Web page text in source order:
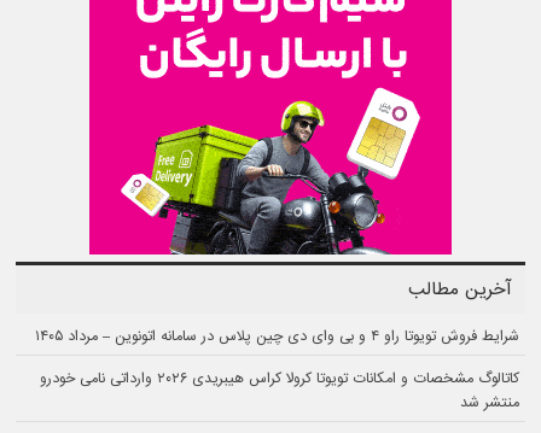
آخرین مطالب
شرایط فروش تویوتا راو ۴ و بی وای دی چین پلاس در سامانه اتونوین – مرداد ۱۴۰۵
کاتالوگ مشخصات و امکانات تویوتا کرولا کراس هیبریدی ۲۰۲۶ وارداتی نامی خودرو
منتشر شد